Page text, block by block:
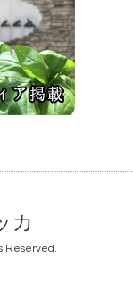
カ
Reserved.